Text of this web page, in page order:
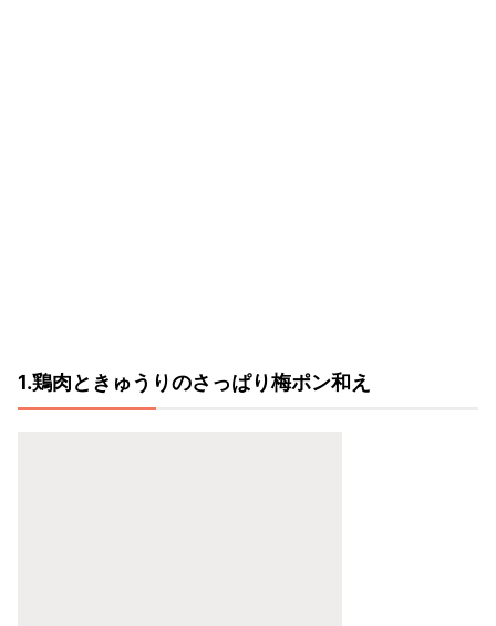
1.鶏肉ときゅうりのさっぱり梅ポン和え